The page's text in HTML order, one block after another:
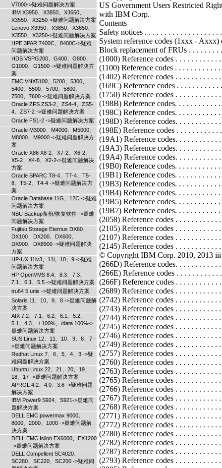
V7000->疑难问题解决方案
IBM X3950、X3850、X3650、
X3550、X3250->疑难问题解决方案
Lenovo X3950、X3850、X3650、
X3550、X3250->疑难问题解决方案
HPE 3PAR 7400C、8400C->疑难
问题解决方案
HDS VSPG200、G400、G800、
G1000、G1500 ->疑难问题解决方
案
EMC VNX5100、5200、5300、
5400、5500、5700、5800、
7500、7600 ->疑难问题解决方案
Oracle ZFS ZS3-2、ZS4-4、ZS5-
4、ZS7-2 ->疑难问题解决方案
Oracle FS1-2 ->疑难问题解决方案
Oracle M3000、M4000、M5000、
M8000、M9000 ->疑难问题解决方
案
Oracle X86 X8-2、X7-2、X6-2、
X5-2、X4-8、X2-2->疑难问题解决
方案
Oracle SPARC T8-4、T7-4、T5-
8、T5-2、T4-4 ->疑难问题解决方
案
Oracle Database 11G、12C ->疑难
问题解决方案
NBU Backup备份/恢复软件 ->疑难
问题解决方案
Fujitsu Storage Eternus DX60、
DX100、DX200、DX600、
DX900、DX8900 ->疑难问题解决
方案
HP-UX 11iv3、11i、10、9 ->疑难
问题解决方案
HP OpenVMS 8.4、8.3、7.3、
7.1、6.1、5.5 ->疑难问题解决方案
tru64 5 unix ->疑难问题解决方案
Solaris 11、10、9、8 ->疑难问题解
决方案
AIX 7.2、7.1、6.2、6.1、5.2、
5.1、4.3、 / 100%、/data 100%->
疑难问题解决方案
SUS Linux 12、11、10、9、8、7 -
>疑难问题解决方案
Redhat Linux 7、6、5、4、3 ->疑
难问题解决方案
Ubuntu Linux 22、21、20、19、
18、17 ->疑难问题解决方案
APROL 4.2、4.0、3.6 ->疑难问题
解决方案
IBM Power9 S924、S921->疑难问
题解决方案
DELL EMC powermax 9000、
8000、2000、1000 ->疑难问题解
决方案
DELL EMC Isilon EX6000、EX1200
->疑难问题解决方案
DELL Compellent SC4020、
SC280、SC220、SC200 ->疑难问